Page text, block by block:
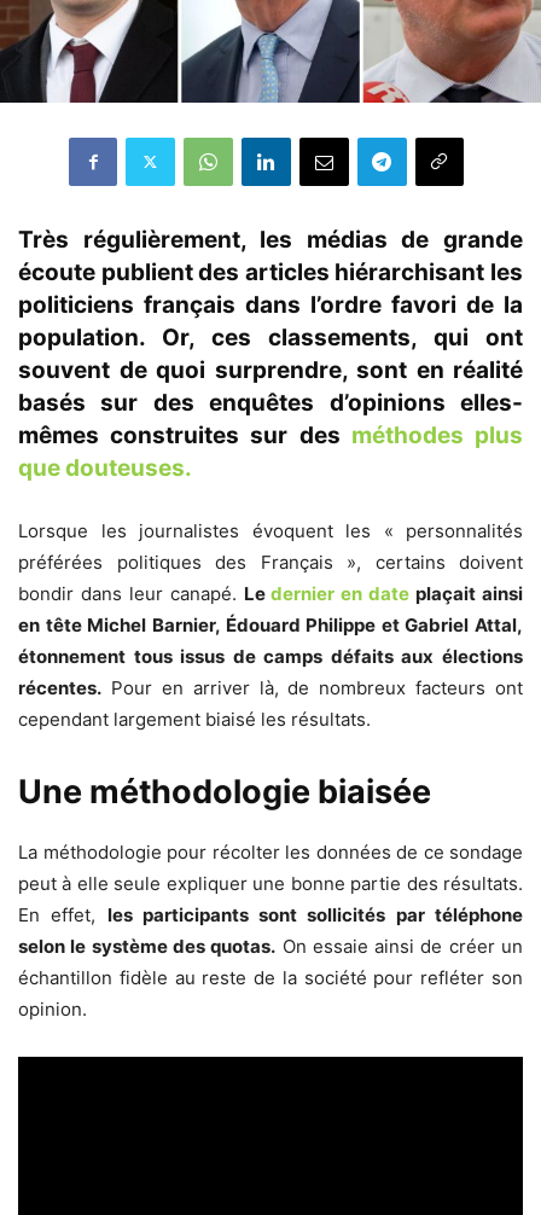
Très régulièrement, les médias de grande
écoute publient des articles hiérarchisant les
politiciens français dans l’ordre favori de la
population. Or, ces classements, qui ont
souvent de quoi surprendre, sont en réalité
basés sur des enquêtes d’opinions elles-
mêmes construites sur des méthodes plus
que douteuses.
Lorsque les journalistes évoquent les « personnalités
préférées politiques des Français », certains doivent
bondir dans leur canapé. Ledernier en date plaçait ainsi
en tête Michel Barnier, Édouard Philippe et Gabriel Attal,
étonnement tous issus de camps défaits aux élections
récentes. Pour en arriver là, de nombreux facteurs ont
cependant largement biaisé les résultats.
Une méthodologie biaisée
La méthodologie pour récolter les données de ce sondage
peut à elle seule expliquer une bonne partie des résultats.
En effet, les participants sont sollicités par téléphone
selon le système des quotas. On essaie ainsi de créer un
échantillon fidèle au reste de la société pour refléter son
opinion.